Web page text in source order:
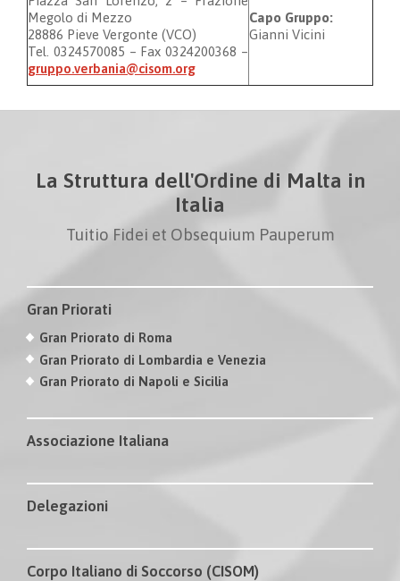
Megolo di Mezzo
28886 Pieve Vergonte (VCO)
Tel. 0324570085 – Fax 0324200368 –
gruppo.verbania@cisom.org
Capo Gruppo:
Gianni Vicini
La Struttura dell'Ordine di Malta in
Italia
Tuitio Fidei et Obsequium Pauperum
Gran Priorati
Gran Priorato di Roma
Gran Priorato di Lombardia e Venezia
Gran Priorato di Napoli e Sicilia
Associazione Italiana
Delegazioni
Corpo Italiano di Soccorso (CISOM)